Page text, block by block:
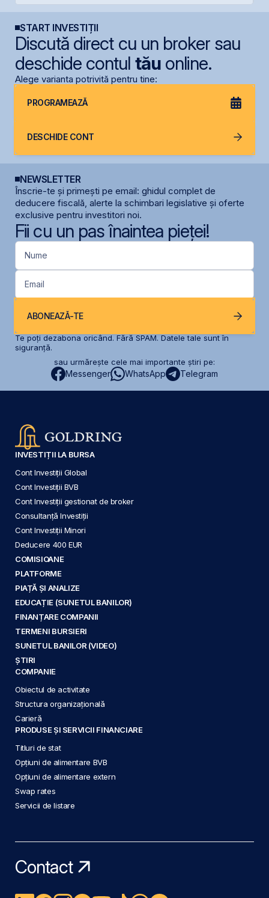
START INVESTIȚII
Discută direct cu un broker sau
deschide contul tăuonline.
Alege varianta potrivită pentru tine:
PROGRAMEAZĂ
DESCHIDE CONT
NEWSLETTER
Înscrie-te și primești pe email: ghidul complet de
deducere fiscală, alerte la schimbari legislative și oferte
exclusive pentru investitori noi.
Fii cu un pas înaintea pieței!
Nume
Email
ABONEAZĂ-TE
Te poți dezabona oricând. Fără SPAM. Datele tale sunt în
siguranță.
sau urmărește cele mai importante știri pe:
Messenger WhatsApp Telegram
INVESTIȚII LA BURSA
Cont Investiții Global
Cont Investiții BVB
Cont Investiții gestionat de broker
Consultanță Investiții
Cont Investiții Minori
Deducere 400 EUR
COMISIOANE
PLATFORME
PIAȚĂ ȘI ANALIZE
EDUCAȚIE (SUNETUL BANILOR)
FINANȚARE COMPANII
TERMENI BURSIERI
SUNETUL BANILOR (VIDEO)
ȘTIRI
COMPANIE
Obiectul de activitate
Structura organizațională
Carieră
PRODUSE ȘI SERVICII FINANCIARE
Titluri de stat
Opțiuni de alimentare BVB
Opțiuni de alimentare extern
Swap rates
Servicii de listare
Contact